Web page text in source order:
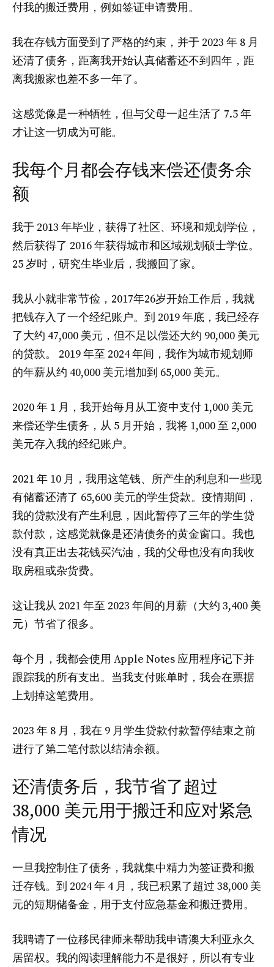
付我的搬迁费用，例如签证申请费用。
我在存钱方面受到了严格的约束，并于 2023 年 8 月
还清了债务，距离我开始认真储蓄还不到四年，距
离我搬家也差不多一年了。
这感觉像是一种牺牲，但与父母一起生活了 7.5 年
才让这一切成为可能。
我每个月都会存钱来偿还债务余
额
我于 2013 年毕业，获得了社区、环境和规划学位，
然后获得了 2016 年获得城市和区域规划硕士学位。
25 岁时，研究生毕业后，我搬回了家。
我从小就非常节俭，2017年26岁开始工作后，我就
把钱存入了一个经纪账户。到 2019 年底，我已经存
了大约 47,000 美元，但不足以偿还大约 90,000 美元
的贷款。 2019 年至 2024 年间，我作为城市规划师
的年薪从约 40,000 美元增加到 65,000 美元。
2020 年 1 月，我开始每月从工资中支付 1,000 美元
来偿还学生债务，从 5 月开始，我将 1,000 至 2,000
美元存入我的经纪账户。
2021 年 10 月，我用这笔钱、所产生的利息和一些现
有储蓄还清了 65,600 美元的学生贷款。疫情期间，
我的贷款没有产生利息，因此暂停了三年的学生贷
款付款，这感觉就像是还清债务的黄金窗口。我也
没有真正出去花钱买汽油，我的父母也没有向我收
取房租或杂货费。
这让我从 2021 年至 2023 年间的月薪（大约 3,400 美
元）节省了很多。
每个月，我都会使用 Apple Notes 应用程序记下并
跟踪我的所有支出。当我支付账单时，我会在票据
上划掉这笔费用。
2023 年 8 月，我在 9 月学生贷款付款暂停结束之前
进行了第二笔付款以结清余额。
还清债务后，我节省了超过
38,000 美元用于搬迁和应对紧急
情况
一旦我控制住了债务，我就集中精力为签证费和搬
迁存钱。到 2024 年 4 月，我已积累了超过 38,000 美
元的短期储备金，用于支付应急基金和搬迁费用。
我聘请了一位移民律师来帮助我申请澳大利亚永久
居留权。我的阅读理解能力不是很好，所以有专业